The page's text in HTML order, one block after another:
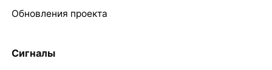
Обновления проекта
Сигналы